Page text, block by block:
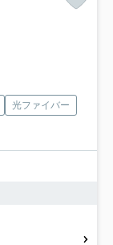
光ファイバー